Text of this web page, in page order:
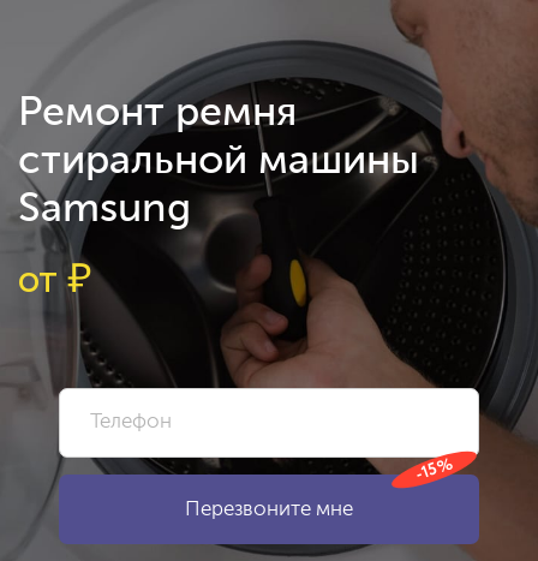
Ремонт ремня
стиральной машины
Samsung
от₽
-15%